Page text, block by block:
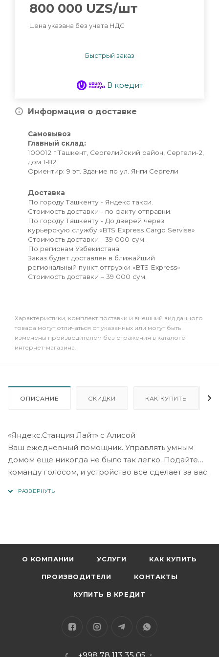
800 000 UZS/шт
Цена указана без учета НДС
Быстрый заказ
В кредит
Информация о доставке
Самовывоз
Главный склад:
100012 г.Ташкент, Сергелийский район, Сергели-2,
дом 1-82
Ориентир: 9 эт. Здание по ул. Янги Сергели
Доставка
По городу Ташкенту - Яндекс такси.
Стоимость доставки - по факту отправки.
По городу Ташкенту - До дверей через
курьерскую службу «BTS Express Cargo Servise»
Стоимость доставки - 39 000 сум.
По регионам Узбекистана
Заказ будет доставлен в ближайший
региональный пункт отгрузки «BTS Express»
Стоимость доставки – 39 000 сум.
Xарактеристики, комплект поставки и внешний вид данного
товара могут отличаться от указанных или могут быть
изменены производителем без отражения в каталоге
интернет-магазина.
ОПИСАНИЕ СКИДКИ КАК КУПИТЬ
«Яндекс.Станция Лайт» с Алисой
Ваш ежедневный помощник. Управлять умным
домом еще никогда не было так легко. Подайте
команду голосом, и устройство все сделает за вас.
Сегодня в обзоре «Яндекс.Станция Лайт» с
голосовым помощником Алиса. Мы сравним
О КОМПАНИИ УСЛУГИ КАК КУПИТЬ
ПРОИЗВОДИТЕЛИ КОНТАКТЫ
КУПИТЬ В КРЕДИТ